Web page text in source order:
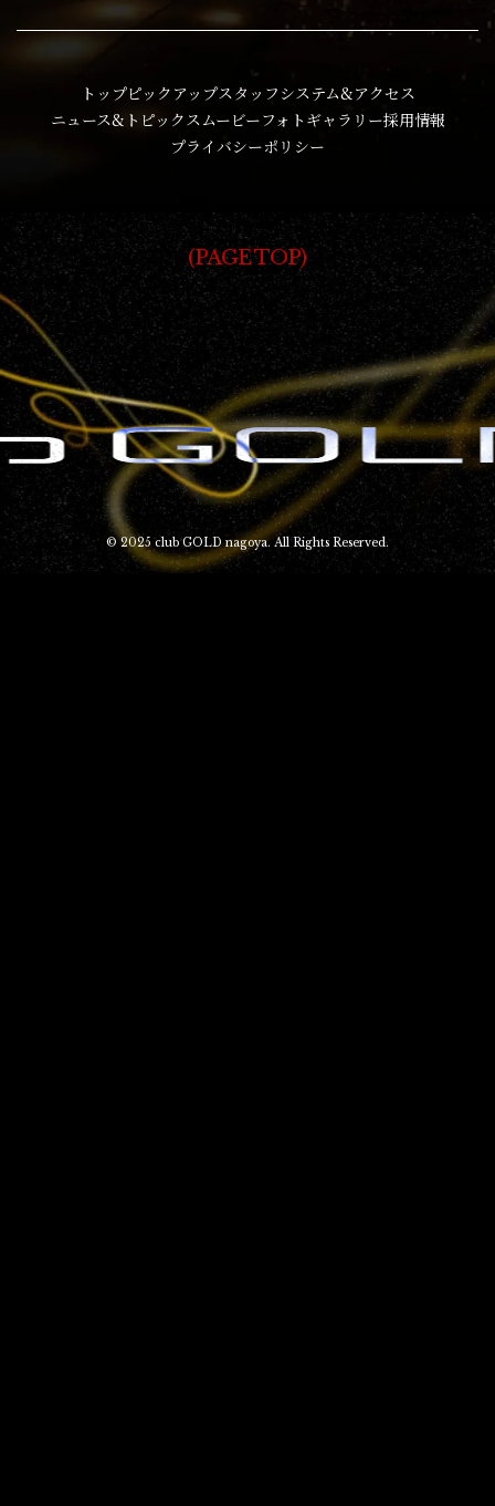
トップピックアップスタッフ システム&アクセス
ニュース&トピックスムービーフォトギャラリー採用情報
プライバシーポリシー
PAGE TOP
© 2025 club GOLD nagoya. All Rights Reserved.